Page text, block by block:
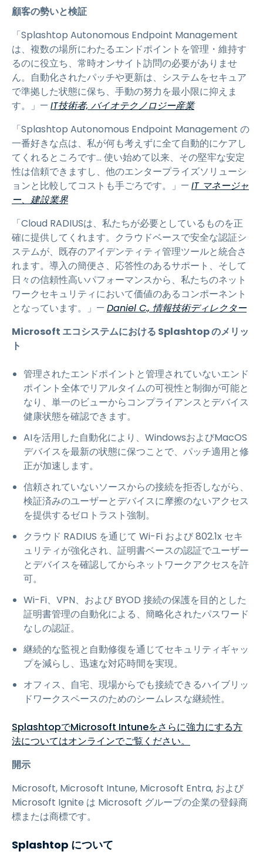
顧客の勢いと検証
「Splashtop Autonomous Endpoint Management
は、複数の場所にわたるエンドポイントを管理・維持す
るのに役立ち、常時オンサイト訪問の必要がありませ
ん。自動化されたパッチや更新は、システムをセキュア
で準拠した状態に保ち、手動の努力を最小限に抑えま
す。」— IT技術者, バイオテクノロジー産業
「Splashtop Autonomous Endpoint Management の
一番好きな点は、私が何も考えずに全て自動的にケアし
てくれるところです… 使い始めて以来、その堅牢な安定
性は信頼できますし、他のエンタープライズソリューシ
ョンと比較してコストも手ごろです。」— IT マネージャ
ー、建設業界
「Cloud RADIUSは、私たちが必要としているものを正
確に提供してくれます。クラウドベースで安全な認証シ
ステムが、既存のアイデンティティ管理ツールと統合さ
れます。導入の簡便さ、応答性のあるサポート、そして
日々の信頼性高いパフォーマンスから、私たちのネット
ワークセキュリティにおいて価値のあるコンポーネント
となっています。」— Daniel C., 情報技術ディレクター
Microsoft エコシステムにおける Splashtop のメリッ
ト
管理されたエンドポイントと管理されていないエンド
ポイント全体でリアルタイムの可視性と制御が可能と
なり、単一のビューからコンプライアンスとデバイス
健康状態を確認できます。
AIを活用した自動化により、WindowsおよびMacOS
デバイスを最新の状態に保つことで、パッチ適用と修
正が加速します。
信頼されていないソースからの接続を拒否しながら、
検証済みのユーザーとデバイスに摩擦のないアクセス
を提供するゼロトラスト強制。
クラウド RADIUS を通じて Wi-Fi および 802.1x セキ
ュリティが強化され、証明書ベースの認証でユーザー
とデバイスを確認してからネットワークアクセスを許
可。
Wi-Fi、VPN、および BYOD 接続の保護を目的とした
証明書管理の自動化による、簡略化されたパスワード
なしの認証。
継続的な監視と自動修復を通じてセキュリティギャッ
プを減らし、迅速な対応時間を実現。
オフィス、自宅、現場からでも接続できるハイブリッ
ドワークスペースのためのシームレスな継続性。
SplashtopでMicrosoft Intuneをさらに強力にする方
法についてはオンラインでご覧ください。
開示
Microsoft, Microsoft Intune, Microsoft Entra, および
Microsoft Ignite は Microsoft グループの企業の登録商
標または商標です。
Splashtop について